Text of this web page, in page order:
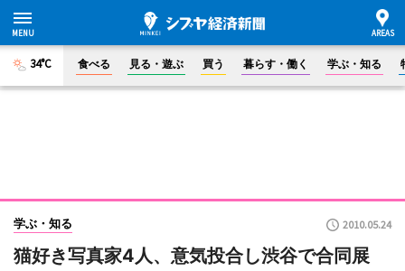
34°C 食べる 見る・遊ぶ 買う 暮らす・働く 学ぶ・知る
学ぶ・知る 2010.05.24
猫好き写真家4人、意気投合し渋谷で合同展